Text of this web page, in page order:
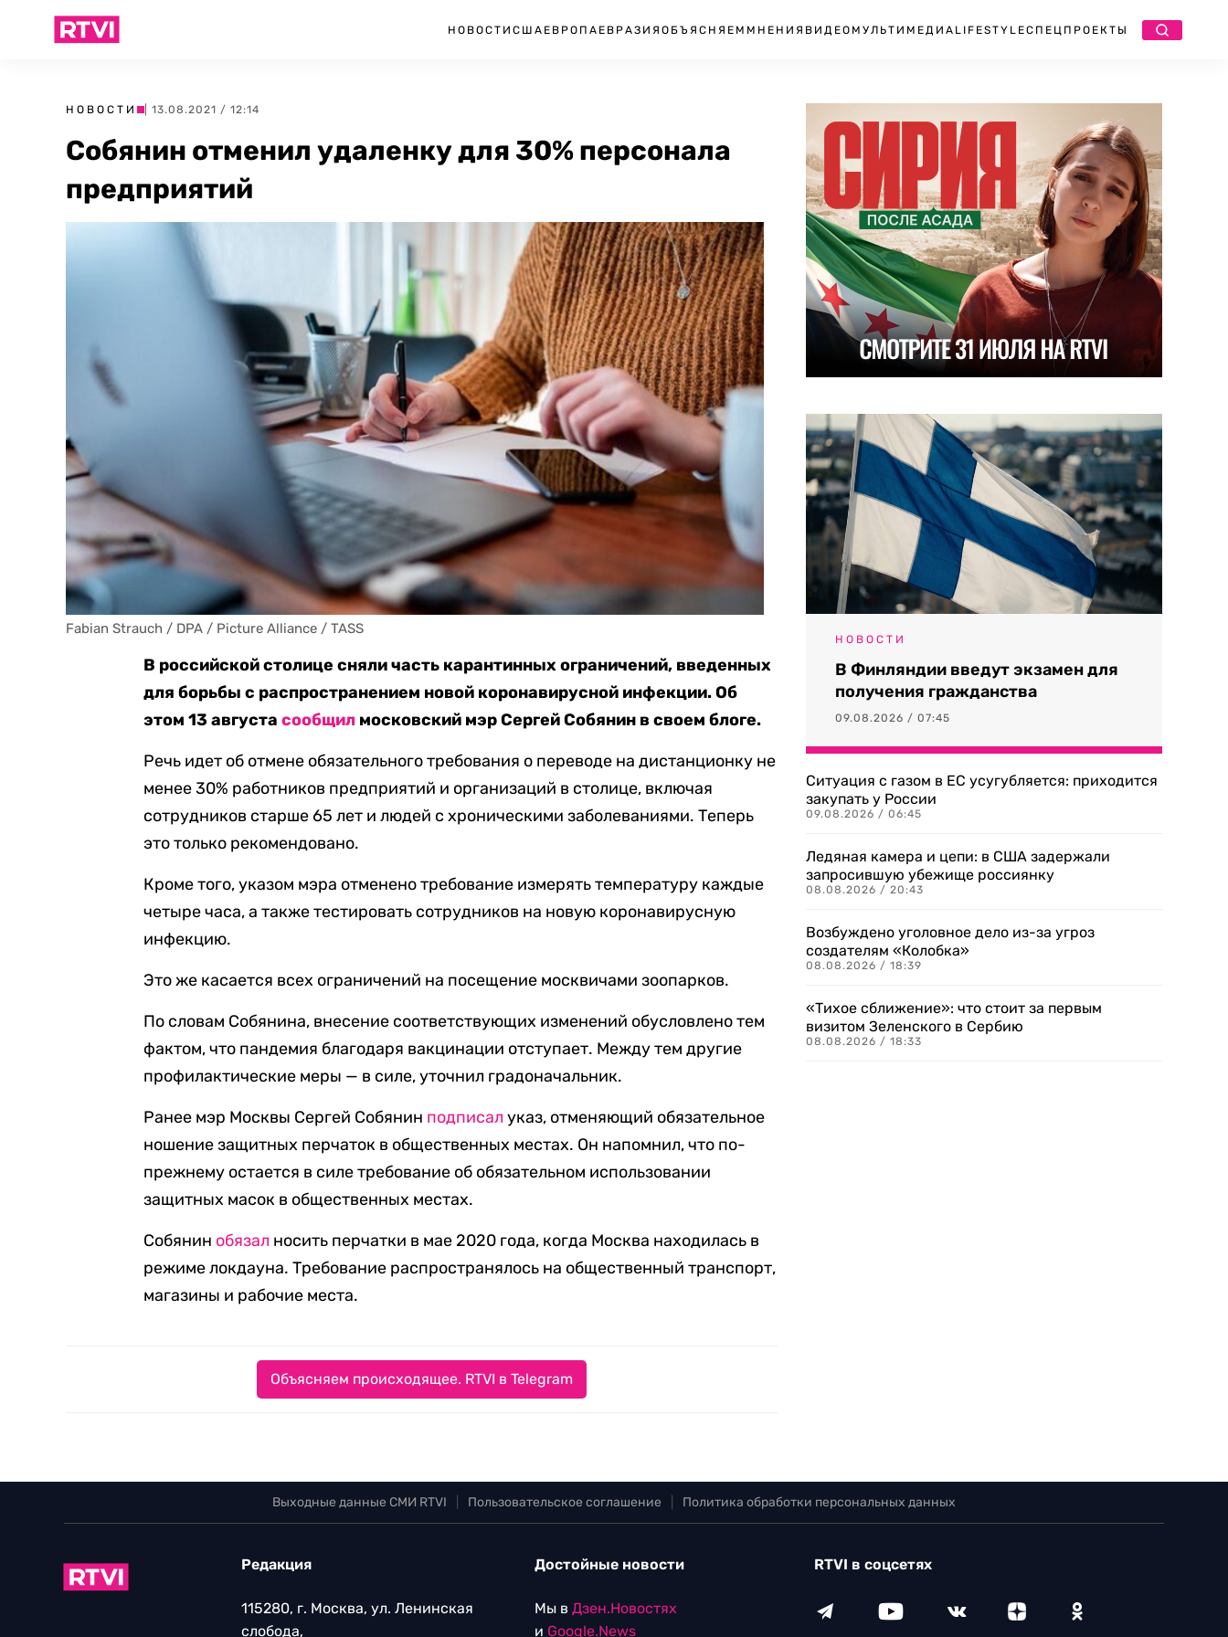
НОВОСТИ США ЕВРОПА ЕВРАЗИЯ ОБЪЯСНЯЕМ МНЕНИЯ ВИДЕО МУЛЬТИМЕДИА LIFESTYLEСПЕЦПРОЕКТЫ
НОВОСТИ | 13.08.2021 / 12:14
Собянин отменил удаленку для 30% персонала
предприятий
Fabian Strauch / DPA / Picture Alliance / TASS
В российской столице сняли часть карантинных ограничений, введенных
для борьбы с распространением новой коронавирусной инфекции. Об
этом 13 августасообщил московский мэр Сергей Собянин в своем блоге.
Речь идет об отмене обязательного требования о переводе на дистанционку не
менее 30% работников предприятий и организаций в столице, включая
сотрудников старше 65 лет и людей с хроническими заболеваниями. Теперь
это только рекомендовано.
Кроме того, указом мэра отменено требование измерять температуру каждые
четыре часа, а также тестировать сотрудников на новую коронавирусную
инфекцию.
Это же касается всех ограничений на посещение москвичами зоопарков.
По словам Собянина, внесение соответствующих изменений обусловлено тем
фактом, что пандемия благодаря вакцинации отступает. Между тем другие
профилактические меры — в силе, уточнил градоначальник.
Ранее мэр Москвы Сергей Собянин подписал указ, отменяющий обязательное
ношение защитных перчаток в общественных местах. Он напомнил, что по-
прежнему остается в силе требование об обязательном использовании
защитных масок в общественных местах.
Собянин обязал носить перчатки в мае 2020 года, когда Москва находилась в
режиме локдауна. Требование распространялось на общественный транспорт,
магазины и рабочие места.
Объясняем происходящее. RTVI в Telegram
НОВОСТИ
В Финляндии введут экзамен для
получения гражданства
09.08.2026 / 07:45
Ситуация с газом в ЕС усугубляется: приходится
закупать у России
09.08.2026 / 06:45
Ледяная камера и цепи: в США задержали
запросившую убежище россиянку
08.08.2026 / 20:43
Возбуждено уголовное дело из-за угроз
создателям «Колобка»
08.08.2026 / 18:39
«Тихое сближение»: что стоит за первым
визитом Зеленского в Сербию
08.08.2026 / 18:33
Выходные данные СМИ RTVI Пользовательское соглашение Политика обработки персональных данных
Редакция
115280, г. Москва, ул. Ленинская
слобода,
Достойные новости
Мы в Дзен.Новостях
и Google.News
RTVI в соцсетях